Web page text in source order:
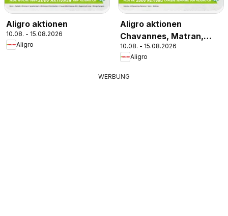
Aligro aktionen
10.08. - 15.08.2026
Aligro
Aligro aktionen
Chavannes, Matran,
Genève, Sion
10.08. - 15.08.2026
Aligro
WERBUNG